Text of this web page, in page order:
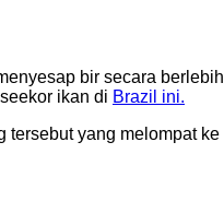
bir secara
ikan di Brazil ini.
yang melompat